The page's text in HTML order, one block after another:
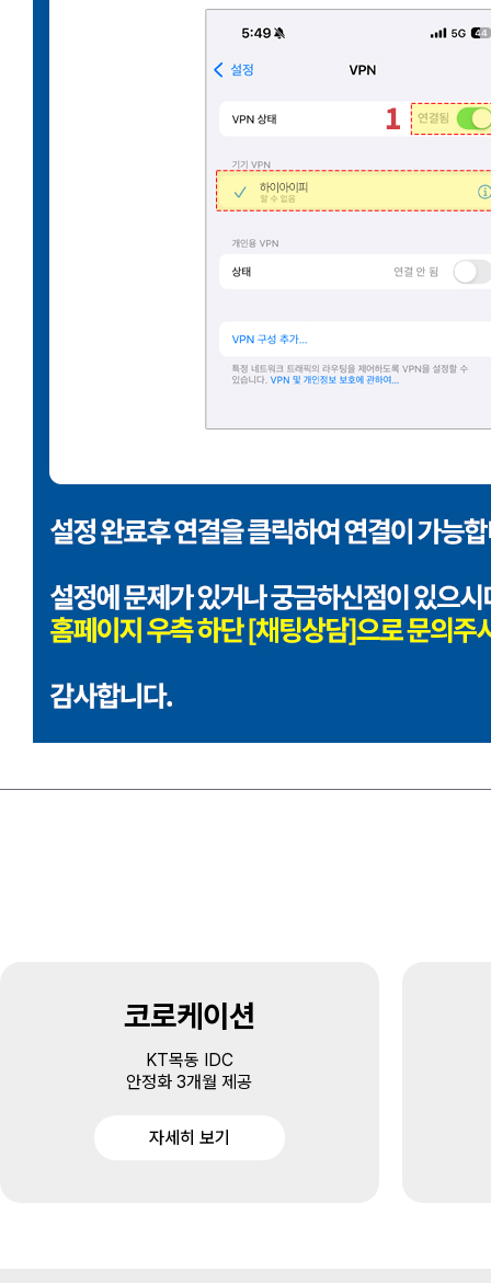
코로케이션
KT목동 IDC
안정화 3개월 제공
자세히 보기